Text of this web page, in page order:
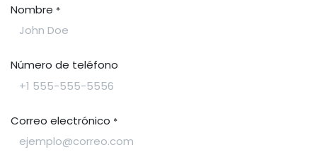
Nombre *
Número de teléfono
Correo electrónico *